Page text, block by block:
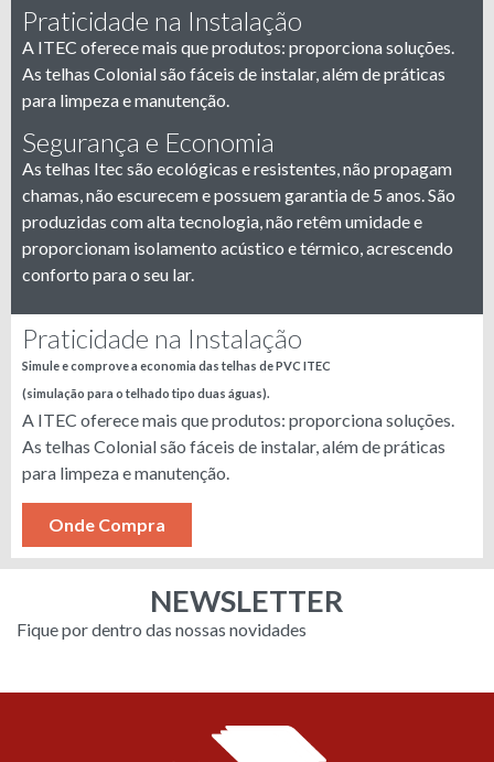
Praticidade na Instalação
A ITEC oferece mais que produtos: proporciona soluções.
As telhas Colonial são fáceis de instalar, além de práticas
para limpeza e manutenção.
Segurança e Economia
As telhas Itec são ecológicas e resistentes, não propagam
chamas, não escurecem e possuem garantia de 5 anos. São
produzidas com alta tecnologia, não retêm umidade e
proporcionam isolamento acústico e térmico, acrescendo
conforto para o seu lar.
Praticidade na Instalação
Simule e comprove a economia das telhas de PVC ITEC
(simulação para o telhado tipo duas águas).
A ITEC oferece mais que produtos: proporciona soluções.
As telhas Colonial são fáceis de instalar, além de práticas
para limpeza e manutenção.
Onde Compra
NEWSLETTER
Fique por dentro das nossas novidades